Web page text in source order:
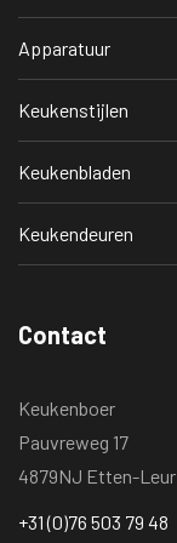
Apparatuur
Keukenstijlen
Keukenbladen
Keukendeuren
Contact
Keukenboer
Pauvreweg 17
4879NJ Etten-Leur
+31 (0)76 503 79 48